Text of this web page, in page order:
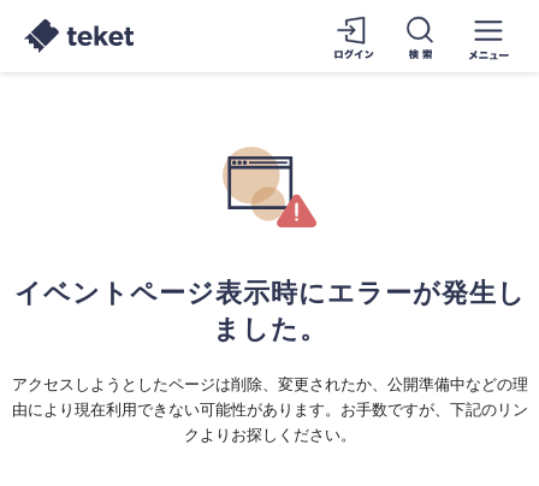
イベントページ表示時にエラーが発生し
ました。
アクセスしようとしたページは削除、変更されたか、公開準備中などの理
由により現在利用できない可能性があります。お手数ですが、下記のリン
クよりお探しください。